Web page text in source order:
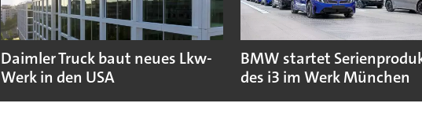
Daimler Truck baut neues Lkw-
Werk in den USA
BMW startet
des i3 im Werk München